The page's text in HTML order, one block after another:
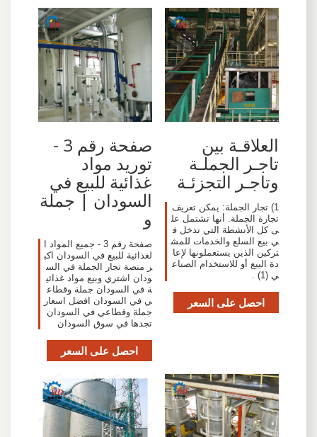
العلاقـة بين
تاجـر الجملـة
وتاجـر التجزئـة
1) تجار الجملة: يمكن تعريف
تجارة الجملة. أنها تشتمل عل
ى كل الأنشطة التي تدخل ف
ي بيع السلع والخدمات للمش
تركين الذين يستعملونها لإعا
دة الييع أو للاستخدام الصناع
ي (1) .
احصل على السعر
صفحة رقم 3 -
توريد مواد
غذائية للبيع في
السودان | جملة
و
صفحة رقم 3 - جميع المواد ا
لغذائية للبيع في السودان اكب
ر منصة تجار الجملة في الس
ودان اشتري وبيع مواد غذائي
ة في السودان جملة وقطاع
ي في السودان افضل اسعار
جملة وقطاعي في السودان
تجدها في سوق السودان
احصل على السعر